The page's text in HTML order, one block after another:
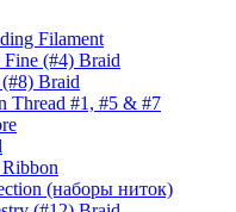
Filament
(#4) Braid
Braid
Thread #1, #5 & #7
(наборы ниток)